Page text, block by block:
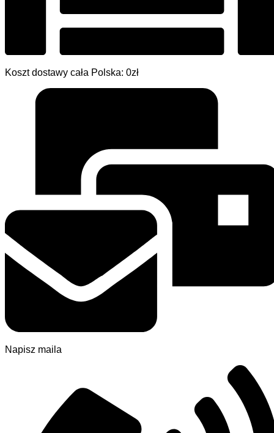
Koszt dostawy cała Polska: 0zł
Napisz maila